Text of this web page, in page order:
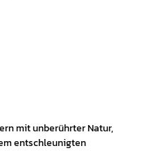
mit unberührter Natur,
entschleunigten